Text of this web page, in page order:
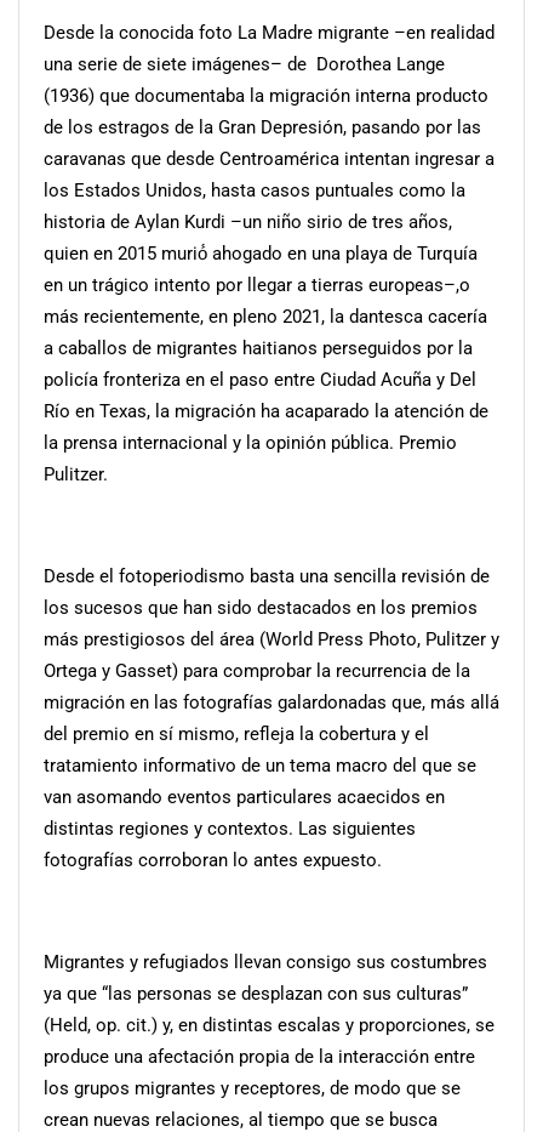
Desde la conocida foto La Madre migrante –en realidad
una serie de siete imágenes– de Dorothea Lange
(1936) que documentaba la migración interna producto
de los estragos de la Gran Depresión, pasando por las
caravanas que desde Centroamérica intentan ingresar a
los Estados Unidos, hasta casos puntuales como la
historia de Aylan Kurdi –un niño sirio de tres años,
quien en 2015 murió́ ahogado en una playa de Turquía
en un trágico intento por llegar a tierras europeas–,o
más recientemente, en pleno 2021, la dantesca cacería
a caballos de migrantes haitianos perseguidos por la
policía fronteriza en el paso entre Ciudad Acuña y Del
Río en Texas, la migración ha acaparado la atención de
la prensa internacional y la opinión pública. Premio
Pulitzer.
Desde el fotoperiodismo basta una sencilla revisión de
los sucesos que han sido destacados en los premios
más prestigiosos del área (World Press Photo, Pulitzer y
Ortega y Gasset) para comprobar la recurrencia de la
migración en las fotografías galardonadas que, más allá
del premio en sí mismo, refleja la cobertura y el
tratamiento informativo de un tema macro del que se
van asomando eventos particulares acaecidos en
distintas regiones y contextos. Las siguientes
fotografías corroboran lo antes expuesto.
Migrantes y refugiados llevan consigo sus costumbres
ya que “las personas se desplazan con sus culturas”
(Held, op. cit.) y, en distintas escalas y proporciones, se
produce una afectación propia de la interacción entre
los grupos migrantes y receptores, de modo que se
crean nuevas relaciones, al tiempo que se busca